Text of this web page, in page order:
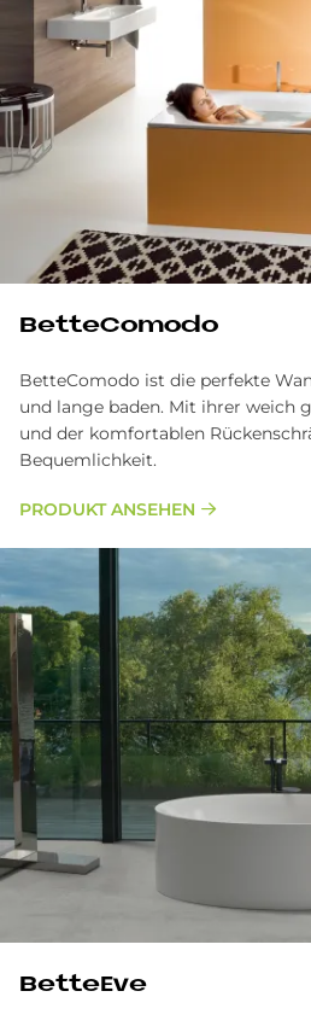
BetteComodo
BetteComodo ist die perfekte
und lange baden. Mit ihrer weich
und der komfortablen
Bequemlichkeit.
PRODUKT ANSEHEN
BetteEve